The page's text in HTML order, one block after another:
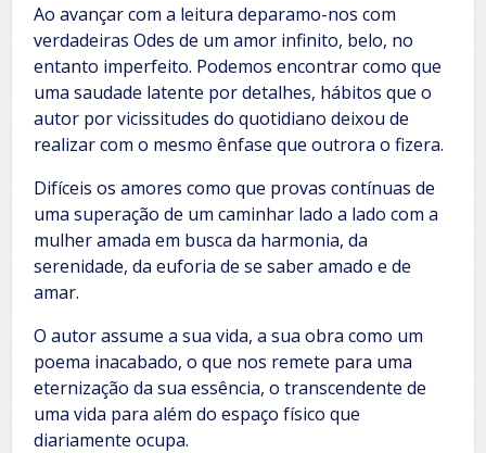
Ao avançar com a leitura deparamo-nos com
verdadeiras Odes de um amor infinito, belo, no
entanto imperfeito. Podemos encontrar como que
uma saudade latente por detalhes, hábitos que o
autor por vicissitudes do quotidiano deixou de
realizar com o mesmo ênfase que outrora o fizera.
Difíceis os amores como que provas contínuas de
uma superação de um caminhar lado a lado com a
mulher amada em busca da harmonia, da
serenidade, da euforia de se saber amado e de
amar.
O autor assume a sua vida, a sua obra como um
poema inacabado, o que nos remete para uma
eternização da sua essência, o transcendente de
uma vida para além do espaço físico que
diariamente ocupa.